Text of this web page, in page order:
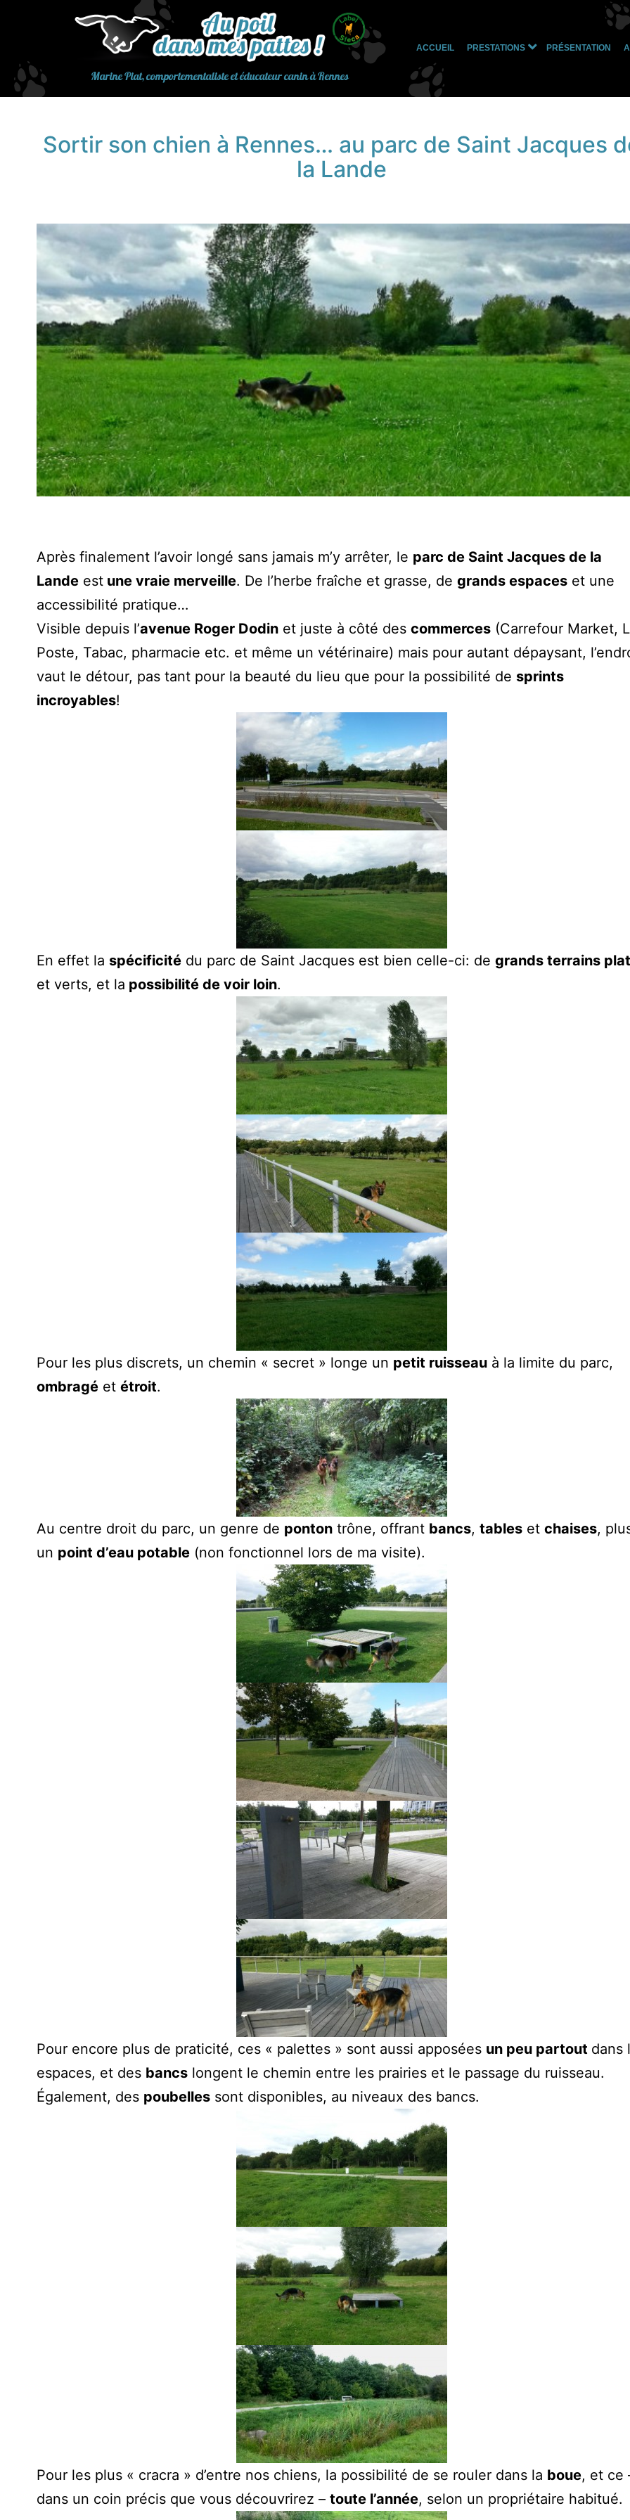
contenu
Marine Piat, comportementaliste et éducateur canin à Rennes
ACCUEIL PRESTATIONS
Ouvrir
menu
PRÉSENTATION
Sortir son chien à Rennes… au parc de Saint Jacques
la Lande
Après finalement l’avoir longé sans jamais m’y arrêter, le parc de Saint Jacques de la
Lande est une vraie merveille. De l’herbe fraîche et grasse, de grands espaces et une
accessibilité pratique…
Visible depuis l’avenue Roger Dodin et juste à côté des commerces (Carrefour Market,
Poste, Tabac, pharmacie etc. et même un vétérinaire) mais pour autant dépaysant,
vaut le détour, pas tant pour la beauté du lieu que pour la possibilité de sprints
incroyables!
En effet la spécificité du parc de Saint Jacques est bien celle-ci: de grands terrains
et verts, et la possibilité de voir loin.
Pour les plus discrets, un chemin « secret » longe un petit ruisseau à la limite du parc,
ombragé et étroit.
Au centre droit du parc, un genre de ponton trône, offrant bancs, tables et chaises,
un point d’eau potable (non fonctionnel lors de ma visite).
Pour encore plus de praticité, ces « palettes » sont aussi apposées un peu partout dans
espaces, et des bancs longent le chemin entre les prairies et le passage du ruisseau.
Également, des poubelles sont disponibles, au niveaux des bancs.
Pour les plus « cracra » d’entre nos chiens, la possibilité de se rouler dans la boue, et ce
dans un coin précis que vous découvrirez – toute l’année, selon un propriétaire habitué.